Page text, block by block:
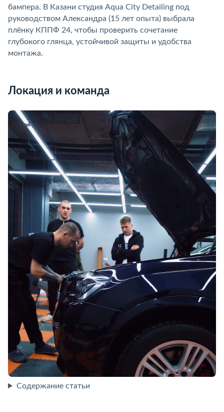
ампера. В Казани студия Aqua City Detailing под
руководством Александра (15 лет опыта) выбрала
плёнку КППФ 24, чтобы проверить сочетание
лубокого глянца, устойчивой защиты и удобства
монтажа.
Локация и команда
Содержание статьи